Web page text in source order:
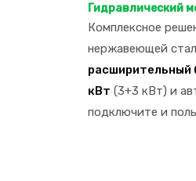
Гидравлический
Комплексное
нержавеющей
расширительный
кВт (3+3 кВт) и
подключите и